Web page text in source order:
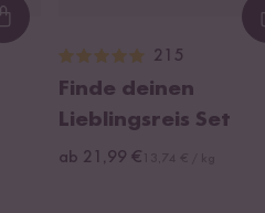
Loading...
215
Finde deinen
Lieblingsreis Set
ab 21,99 €